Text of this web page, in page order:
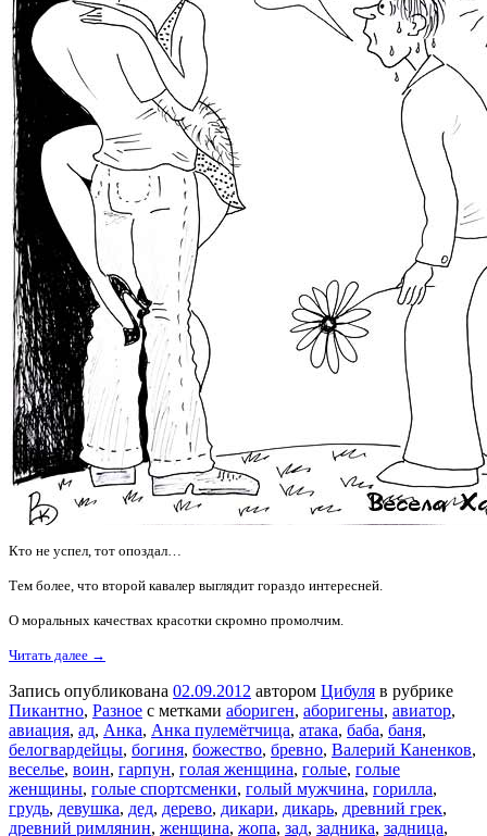
Кто не успел, тот опоздал…
Тем более, что второй кавалер выглядит гораздо интересней.
О моральных качествах красотки скромно промолчим.
Читать далее →
Запись опубликована 02.09.2012 автором Цибуля в рубрике
Пикантно, Разное с метками абориген, аборигены, авиатор,
авиация, ад, Анка, Анка пулемётчица, атака, баба, баня,
белогвардейцы, богиня, божество, бревно, Валерий Каненков,
веселье, воин, гарпун, голая женщина, голые, голые
женщины, голые спортсменки, голый мужчина, горилла,
грудь, девушка, дед, дерево, дикари, дикарь, древний грек,
древний римлянин, женщина, жопа, зад, задника, задница,